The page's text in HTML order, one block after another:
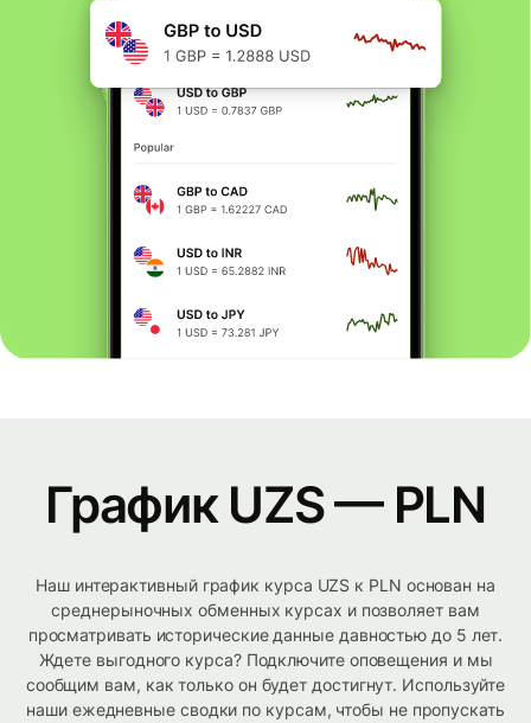
График UZS — PLN
Наш интерактивный график курса UZS к PLN основан на
среднерыночных обменных курсах и позволяет вам
просматривать исторические данные давностью до 5 лет.
Ждете выгодного курса? Подключите оповещения и мы
сообщим вам, как только он будет достигнут. Используйте
наши ежедневные сводки по курсам, чтобы не пропускать